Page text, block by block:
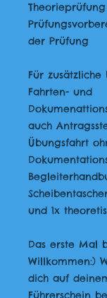
der Prüfung
Für
Fahrten- und
auch
Übungsfahrt
und 1x
Das erste Mal
Willkommen:)
dich auf